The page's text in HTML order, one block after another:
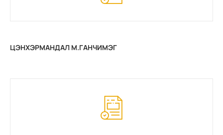
ЦЭНХЭРМАНДАЛ М.ГАНЧИМЭГ